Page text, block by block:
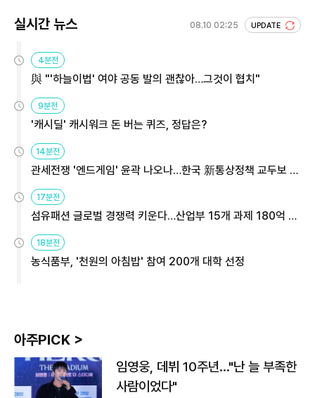
실시간 뉴스 08.10 02:25 UPDATE
4분전
與 "'하늘이법' 여야 공동 발의 괜찮아…그것이 협치"
9분전
'캐시딜' 캐시워크 돈 버는 퀴즈, 정답은?
14분전
관세전쟁 '엔드게임' 윤곽 나오나…한국 新통상정책 교두보 활
용해야
17분전
섬유패션 글로벌 경쟁력 키운다…산업부 15개 과제 180억 지
원
18분전
농식품부, '천원의 아침밥' 참여 200개 대학 선정
아주PICK >
임영웅, 데뷔 10주년…"난 늘 부족한
사람이었다"